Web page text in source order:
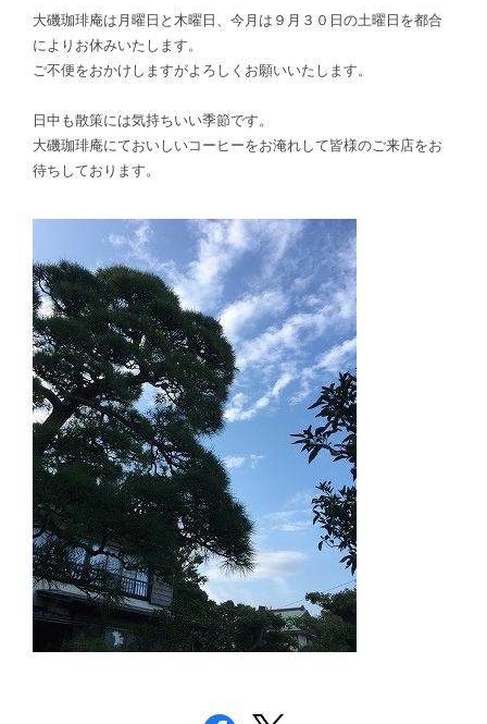
大磯珈琲庵は月曜日と木曜日、今月は９月３０日の土曜日を都合
によりお休みいたします。
ご不便をおかけしますがよろしくお願いいたします。
日中も散策には気持ちいい季節です。
大磯珈琲庵にておいしいコーヒーをお淹れして皆様のご来店をお
待ちしております。